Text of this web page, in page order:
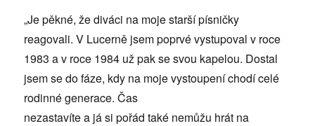
„Je pěkné, že diváci na moje starší písničky
reagovali. V Lucerně jsem poprvé vystupoval v roce
1983 a v roce 1984 už pak se svou kapelou. Dostal
jsem se do fáze, kdy na moje vystoupení chodí celé
rodinné generace. Čas
nezastavíte a já si pořád také nemůžu hrát na